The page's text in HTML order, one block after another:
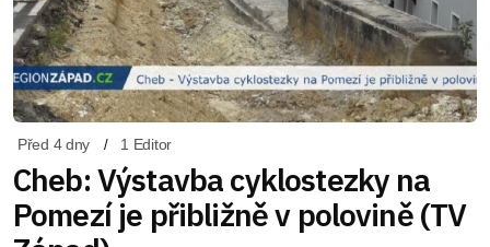
Před 4 dny 1 Editor
Cheb: Výstavba cyklostezky na
Pomezí je přibližně v polovině (TV